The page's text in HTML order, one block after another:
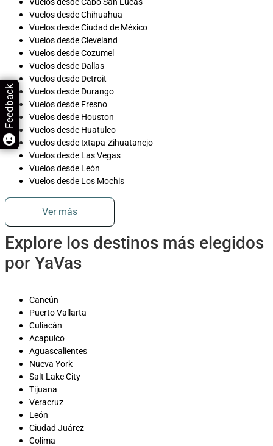
Vuelos desde Chihuahua
Vuelos desde Ciudad de México
Vuelos desde Cleveland
Vuelos desde Cozumel
Vuelos desde Dallas
Vuelos desde Detroit
Vuelos desde Durango
Vuelos desde Fresno
Vuelos desde Houston
Vuelos desde Huatulco
Vuelos desde Ixtapa-Zihuatanejo
Vuelos desde Las Vegas
Vuelos desde León
Vuelos desde Los Mochis
Ver más
Explore los destinos más elegidos
por YaVas
Cancún
Puerto Vallarta
Culiacán
Acapulco
Aguascalientes
Nueva York
Salt Lake City
Tijuana
Veracruz
León
Ciudad Juárez
Colima
Feedback